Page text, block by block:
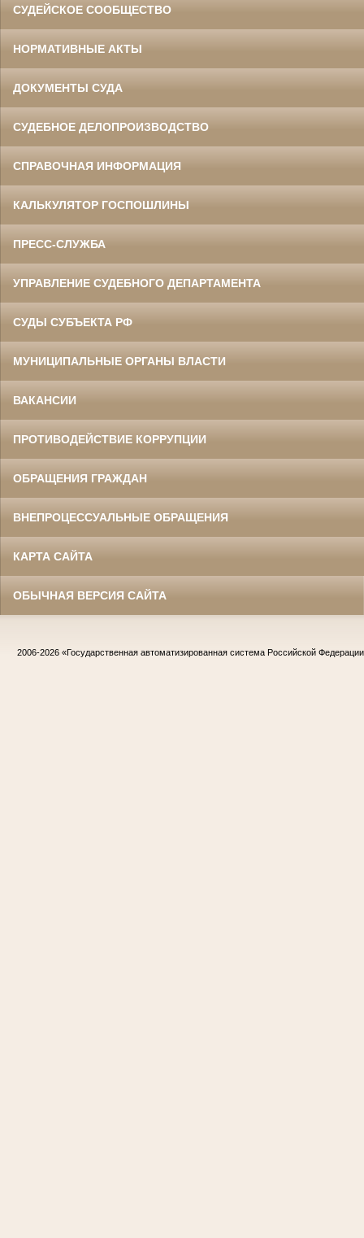
СУДЕЙСКОЕ СООБЩЕСТВО
НОРМАТИВНЫЕ АКТЫ
ДОКУМЕНТЫ СУДА
СУДЕБНОЕ ДЕЛОПРОИЗВОДСТВО
СПРАВОЧНАЯ ИНФОРМАЦИЯ
КАЛЬКУЛЯТОР ГОСПОШЛИНЫ
ПРЕСС-СЛУЖБА
УПРАВЛЕНИЕ СУДЕБНОГО ДЕПАРТАМЕНТА
СУДЫ СУБЪЕКТА РФ
МУНИЦИПАЛЬНЫЕ ОРГАНЫ ВЛАСТИ
ВАКАНСИИ
ПРОТИВОДЕЙСТВИЕ КОРРУПЦИИ
ОБРАЩЕНИЯ ГРАЖДАН
ВНЕПРОЦЕССУАЛЬНЫЕ ОБРАЩЕНИЯ
КАРТА САЙТА
ОБЫЧНАЯ ВЕРСИЯ САЙТА
2006-2026 «Государственная автоматизированная система Российской